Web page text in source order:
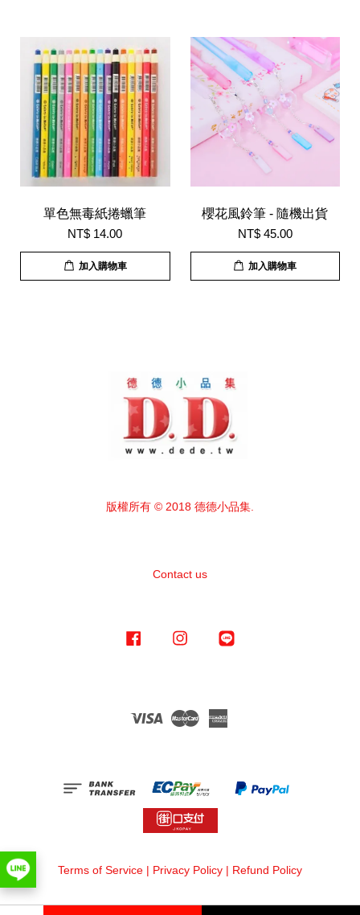
單色無毒紙捲蠟筆
NT$ 14.00
加入購物車
櫻花風鈴筆 - 隨機出貨
NT$ 45.00
加入購物車
版權所有 © 2018 德德小品集.
Contact us
Facebook Instagram
Visa Master
Terms of Service | Privacy Policy | Refund Policy